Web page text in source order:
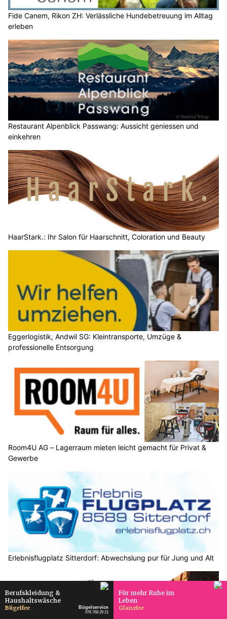
Fide Canem, Rikon ZH: Verlässliche Hundebetreuung im Alltag
erleben
Restaurant Alpenblick Passwang: Aussicht geniessen und
einkehren
HaarStark.: Ihr Salon für Haarschnitt, Coloration und Beauty
Eggerlogistik, Andwil SG: Kleintransporte, Umzüge &
professionelle Entsorgung
Room4U AG – Lagerraum mieten leicht gemacht für Privat &
Gewerbe
Erlebnisflugplatz Sitterdorf: Abwechslung pur für Jung und Alt